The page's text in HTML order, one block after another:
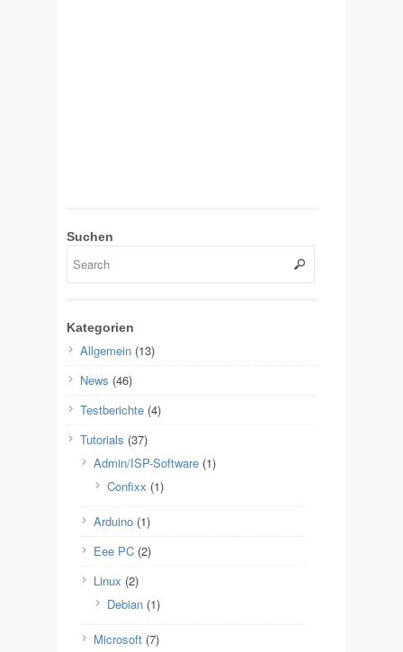
Suchen
Kategorien
Allgemein (13)
News (46)
Testberichte (4)
Tutorials (37)
Admin/ISP-Software (1)
Confixx (1)
Arduino (1)
Eee PC (2)
Linux (2)
Debian (1)
Microsoft (7)